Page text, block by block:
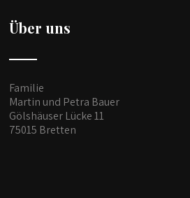
Über uns
Familie
Martin und Petra Bauer
Gölshäuser Lücke 11
75015 Bretten